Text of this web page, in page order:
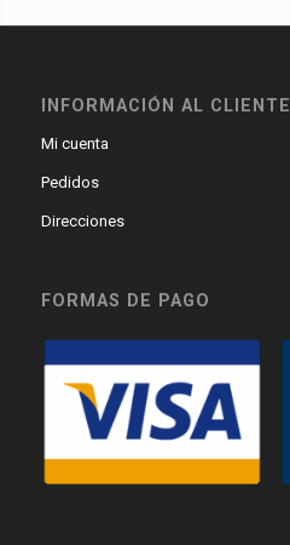
INFORMACIÓN AL CLIENTE
Mi cuenta
Pedidos
Direcciones
FORMAS DE PAGO